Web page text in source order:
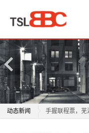
动态新闻
物流业加速构建
手握联程票，芜
产
品
中